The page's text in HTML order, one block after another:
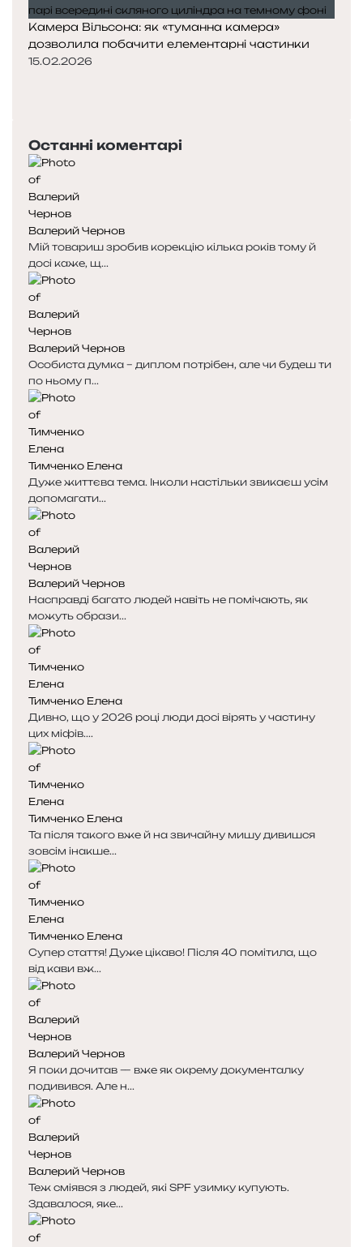
Камера Вільсона: як «туманна камера»
дозволила побачити елементарні частинки
15.02.2026
р
е
д
н
я
с
т
о
р
і
н
к
а
т
у
п
н
а
с
т
о
р
і
н
к
а
Останні коментарі
Валерий Чернов
Мій товариш зробив корекцію кілька років тому й
досі каже, щ...
Валерий Чернов
Особиста думка – диплом потрібен, але чи будеш ти
по ньому п...
Тимченко Елена
Дуже життєва тема. Інколи настільки звикаєш усім
допомагати...
Валерий Чернов
Насправді багато людей навіть не помічають, як
можуть образи...
Тимченко Елена
Дивно, що у 2026 році люди досі вірять у частину
цих міфів....
Тимченко Елена
Та після такого вже й на звичайну мишу дивишся
зовсім інакше...
Тимченко Елена
Супер стаття! Дуже цікаво! Після 40 помітила, що
від кави вж...
Валерий Чернов
Я поки дочитав — вже як окрему документалку
подивився. Але н...
Валерий Чернов
Теж сміявся з людей, які SPF узимку купують.
Здавалося, яке...